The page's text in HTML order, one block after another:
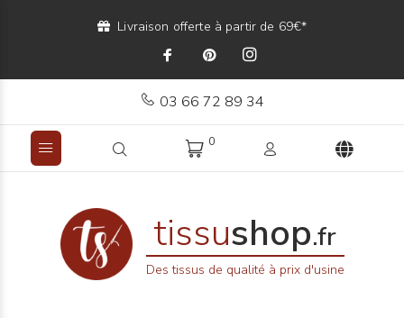
Livraison offerte à partir de 69€*
03 66 72 89 34
0
tissushop.fr
Des tissus de qualité à prix d'usine